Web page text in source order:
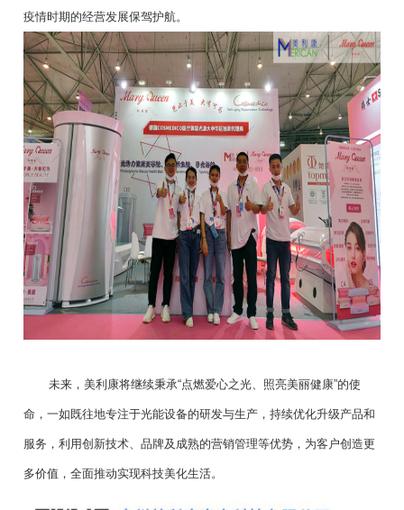
疫情时期的经营发展保驾护航。
未来，美利康将继续秉承“点燃爱心之光、照亮美丽健康”的使
命，一如既往地专注于光能设备的研发与生产，持续优化升级产品和
服务，利用创新技术、品牌及成熟的营销管理等优势，为客户创造更
多价值，全面推动实现科技美化生活。